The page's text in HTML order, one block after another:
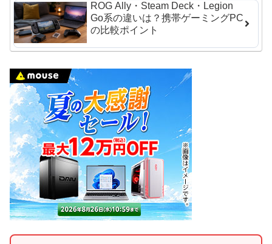
ROG Ally・Steam Deck・Legion
Go系の違いは？携帯ゲーミングPC
の比較ポイント